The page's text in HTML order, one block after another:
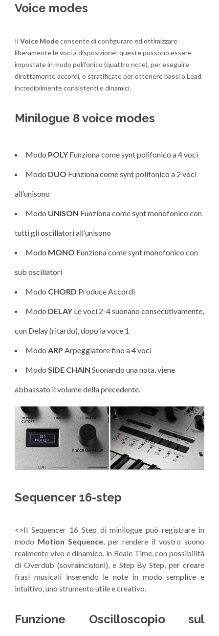
Voice modes
Il Voice Modeconsente di configurare ed ottimizzare
liberamente le voci a disposizione; queste possono essere
impostate in modo polifonico (quattro note), per eseguire
direttamente accordi, o stratificate per ottenere bassi o Lead
incredibilmente consistenti e dinamici.
Minilogue 8 voice modes
Modo POLY Funziona come synt polifonico a 4 voci
Modo DUO Funziona come synt polifonico a 2 voci
all’unisono
Modo UNISON Funziona come synt monofonico con
tutti gli oscillatori all’unisono
Modo MONO Funziona come synt monofonico con
sub oscillatori
Modo CHORD Produce Accordi
Modo DELAY Le voci 2-4 suonano consecutivamente,
con Delay (ritardo), dopo la voce 1
Modo ARP Arpeggiatore fino a 4 voci
Modo SIDE CHAIN Suonando una nota, viene
abbassato il volume della precedente.
Sequencer 16-step
<>Il Sequencer 16 Step di minilogue può registrare in
modo Motion Sequence, per rendere il vostro suono
realmente vivo e dinamico, in Reale Time, con possibilità
di Overdub (sovraincisioni), e Step By Step, per creare
frasi musicali inserendo le note in modo semplice e
intuitivo, uno strumento utile e creativo.
Funzione Oscilloscopio sul